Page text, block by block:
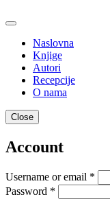
Naslovna
Knjige
Autori
Recepcije
O nama
Close
Account
Username or email *
Password *